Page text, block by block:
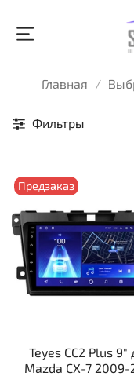
Главная
Фильтры
Предзаказ
Teyes CC2 Plus 9"
Mazda CX-7 2009-